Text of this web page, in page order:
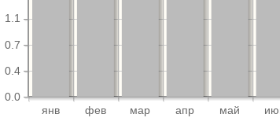
янв фев мар апр май
0.0
0.4
0.7
1.1